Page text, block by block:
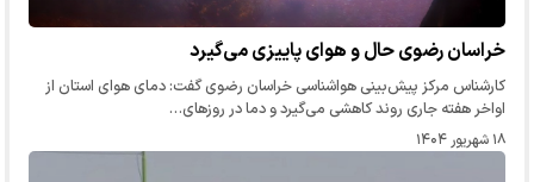
خراسان رضوی حال و هوای پاییزی می‌گیرد
کارشناس مرکز پیش‌بینی هواشناسی خراسان رضوی گفت: دمای هوای استان از
اواخر هفته جاری روند کاهشی می‌گیرد و دما در روزهای…
۱۸ شهریور ۱۴۰۴